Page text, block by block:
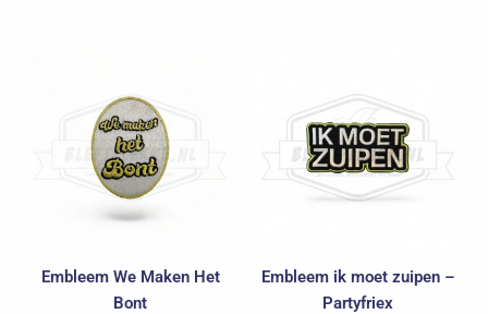
Embleem We Maken Het
Bont
Embleem ik moet zuipen –
Partyfriex